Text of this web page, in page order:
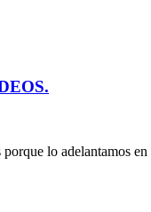
lo adelantamos